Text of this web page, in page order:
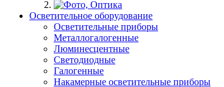
Осветительное оборудование
Осветительные приборы
Металлогалогенные
Люминесцентные
Светодиодные
Галогенные
Накамерные осветительные приборы